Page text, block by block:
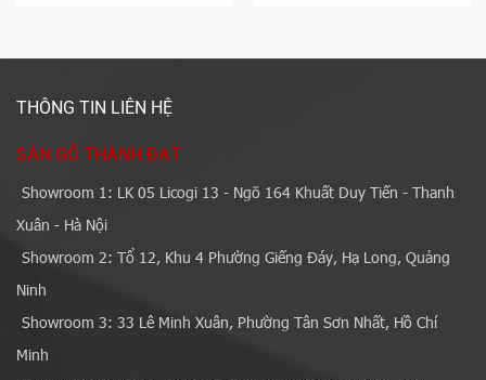
THÔNG TIN LIÊN HỆ
SÀN GỖ THÀNH ĐẠT
Showroom 1: LK 05 Licogi 13 - Ngõ 164 Khuất Duy Tiến - Thanh
Xuân - Hà Nội
Showroom 2: Tổ 12, Khu 4 Phường Giếng Đáy, Hạ Long, Quảng
Ninh
Showroom 3: 33 Lê Minh Xuân, Phường Tân Sơn Nhất, Hồ Chí
Minh